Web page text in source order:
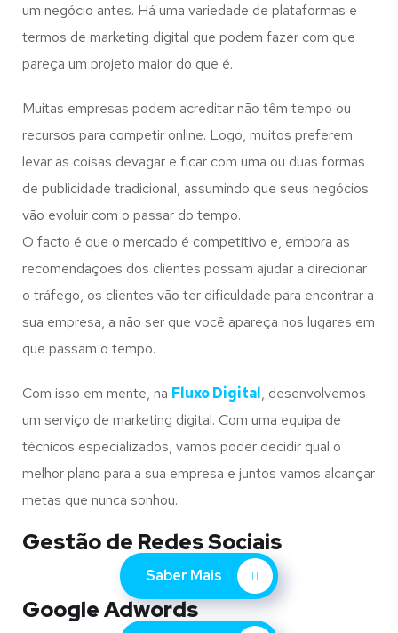
um negócio antes. Há uma variedade de plataformas e
termos de marketing digital que podem fazer com que
pareça um projeto maior do que é.
Muitas empresas podem acreditar não têm tempo ou
recursos para competir online. Logo, muitos preferem
levar as coisas devagar e ficar com uma ou duas formas
de publicidade tradicional, assumindo que seus negócios
vão evoluir com o passar do tempo.
O facto é que o mercado é competitivo e, embora as
recomendações dos clientes possam ajudar a direcionar
o tráfego, os clientes vão ter dificuldade para encontrar a
sua empresa, a não ser que você apareça nos lugares em
que passam o tempo.
Com isso em mente, na Fluxo Digital, desenvolvemos
um serviço de marketing digital. Com uma equipa de
técnicos especializados, vamos poder decidir qual o
melhor plano para a sua empresa e juntos vamos alcançar
metas que nunca sonhou.
Gestão de Redes Sociais
Saber Mais
Google Adwords